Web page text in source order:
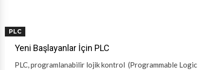
PLC
Yeni Başlayanlar İçin PLC
PLC, programlanabilir lojik kontrol (Programmable Logic